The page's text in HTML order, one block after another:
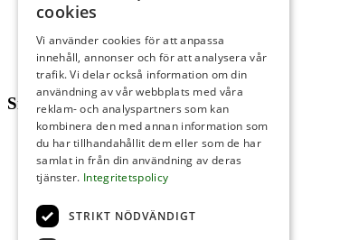
Sälj med oss
Referenser
Underhand
Sök jobb
Kontakt
Snabblänkar
Till salu
Sälj med oss
Referenser
Underhand
Sök jobb
Kontakt
cookies
Vi använder cookies för att anpassa
innehåll, annonser och för att analysera vår
trafik. Vi delar också information om din
användning av vår webbplats med våra
reklam- och analyspartners som kan
kombinera den med annan information som
du har tillhandahållit dem eller som de har
samlat in från din användning av deras
tjänster. Integritetspolicy
STRIKT NÖDVÄNDIGT